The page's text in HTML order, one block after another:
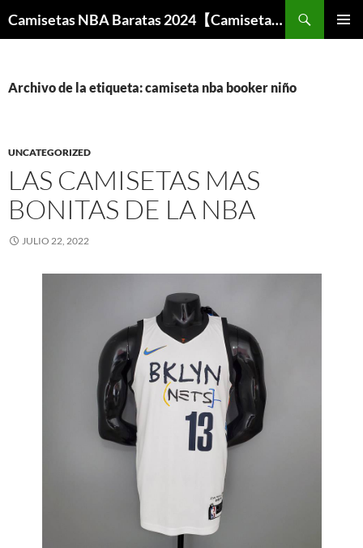
Camisetas NBA Baratas 2024【Camisetas Especiales Baloncesto】
Archivo de la etiqueta: camiseta nba booker niño
UNCATEGORIZED
LAS CAMISETAS MAS
BONITAS DE LA NBA
JULIO 22, 2022